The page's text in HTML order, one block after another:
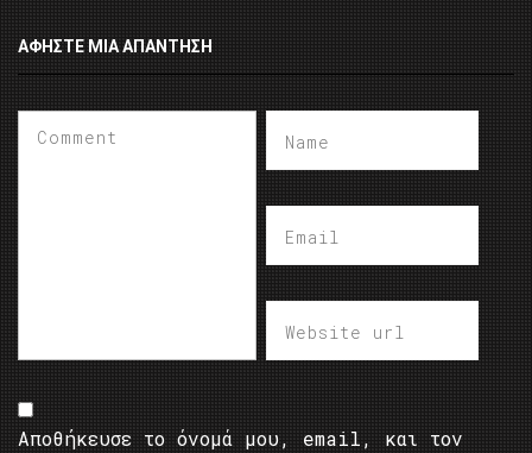
ΑΦΉΣΤΕ ΜΙΑ ΑΠΆΝΤΗΣΗ
Αποθήκευσε το όνομά μου, email, και τον